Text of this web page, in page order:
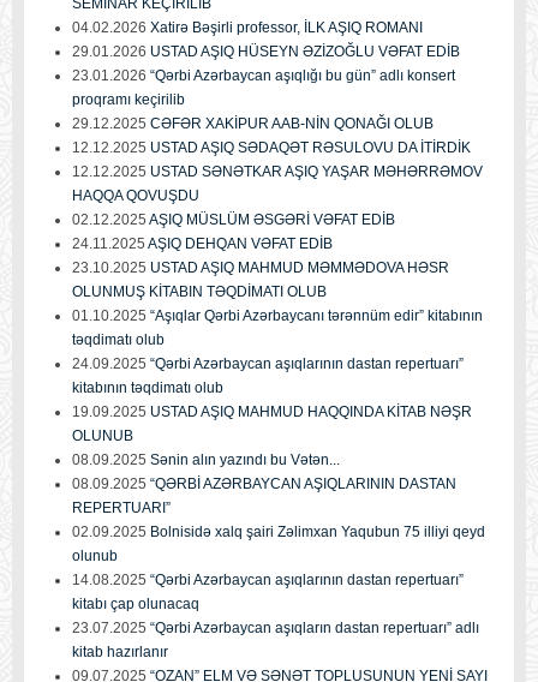
SEMİNAR KEÇİRİLİB
04.02.2026 Xatirə Bəşirli professor, İLK AŞIQ ROMANI
29.01.2026 USTAD AŞIQ HÜSEYN ƏZİZOĞLU VƏFAT EDİB
23.01.2026 “Qərbi Azərbaycan aşıqlığı bu gün” adlı konsert
proqramı keçirilib
29.12.2025 CƏFƏR XAKİPUR AAB-NİN QONAĞI OLUB
12.12.2025 USTAD AŞIQ SƏDAQƏT RƏSULOVU DA İTİRDİK
12.12.2025 USTAD SƏNƏTKAR AŞIQ YAŞAR MƏHƏRRƏMOV
HAQQA QOVUŞDU
02.12.2025 AŞIQ MÜSLÜM ƏSGƏRİ VƏFAT EDİB
24.11.2025 AŞIQ DEHQAN VƏFAT EDİB
23.10.2025 USTAD AŞIQ MAHMUD MƏMMƏDOVA HƏSR
OLUNMUŞ KİTABIN TƏQDİMATI OLUB
01.10.2025 “Aşıqlar Qərbi Azərbaycanı tərənnüm edir” kitabının
təqdimatı olub
24.09.2025 “Qərbi Azərbaycan aşıqlarının dastan repertuarı”
kitabının təqdimatı olub
19.09.2025 USTAD AŞIQ MAHMUD HAQQINDA KİTAB NƏŞR
OLUNUB
08.09.2025 Sənin alın yazındı bu Vətən...
08.09.2025 “QƏRBİ AZƏRBAYCAN AŞIQLARININ DASTAN
REPERTUARI”
02.09.2025 Bolnisidə xalq şairi Zəlimxan Yaqubun 75 illiyi qeyd
olunub
14.08.2025 “Qərbi Azərbaycan aşıqlarının dastan repertuarı”
kitabı çap olunacaq
23.07.2025 “Qərbi Azərbaycan aşıqların dastan repertuarı” adlı
kitab hazırlanır
09.07.2025 “OZAN” ELM VƏ SƏNƏT TOPLUSUNUN YENİ SAYI